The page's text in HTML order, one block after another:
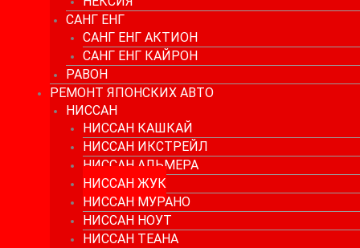
САНГ ЕНГ
САНГ ЕНГ АКТИОН
САНГ ЕНГ КАЙРОН
РАВОН
РЕМОНТ ЯПОНСКИХ АВТО
НИССАН
НИССАН КАШКАЙ
НИССАН ИКСТРЕЙЛ
НИССАН АЛЬМЕРА
НИССАН ЖУК
НИССАН МУРАНО
НИССАН НОУТ
НИССАН ТЕАНА